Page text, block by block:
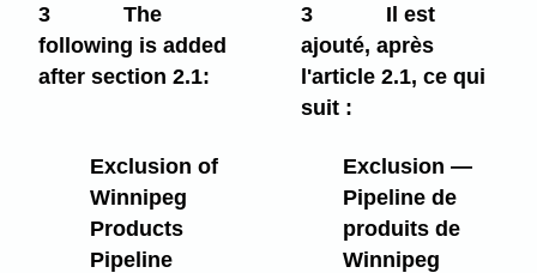
3
The
following is added
after section 2.1:
3
Il est
ajouté, après
l'article 2.1, ce qui
suit :
Exclusion of
Winnipeg
Products
Pipeline
Exclusion —
Pipeline de
produits de
Winnipeg